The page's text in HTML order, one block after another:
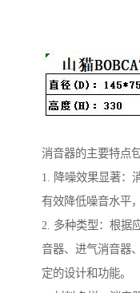
消音器的主要特点包
1. 降噪效果显著：
有效降低噪音水平
2. 多种类型：根据
音器、进气消音器
定的设计和功能。